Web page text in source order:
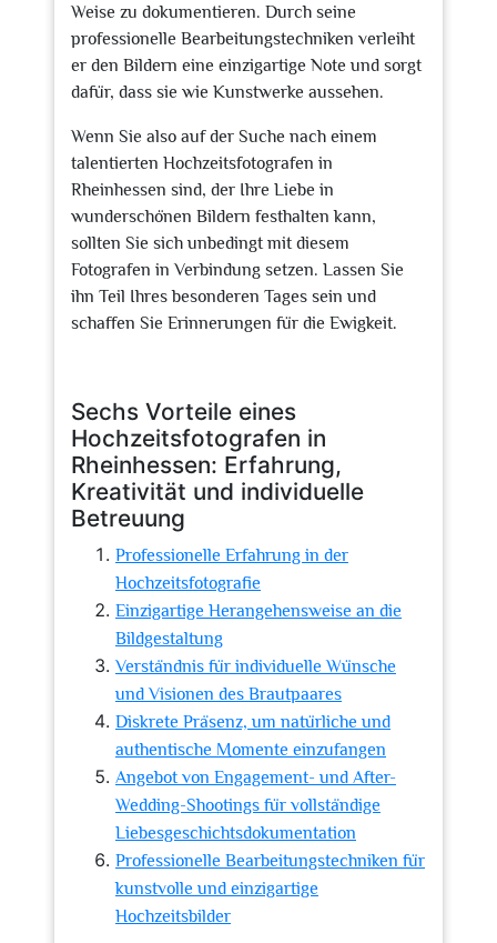
Weise zu dokumentieren. Durch seine
professionelle Bearbeitungstechniken verleiht
er den Bildern eine einzigartige Note und sorgt
dafür, dass sie wie Kunstwerke aussehen.
Wenn Sie also auf der Suche nach einem
talentierten Hochzeitsfotografen in
Rheinhessen sind, der Ihre Liebe in
wunderschönen Bildern festhalten kann,
sollten Sie sich unbedingt mit diesem
Fotografen in Verbindung setzen. Lassen Sie
ihn Teil Ihres besonderen Tages sein und
schaffen Sie Erinnerungen für die Ewigkeit.
Sechs Vorteile eines
Hochzeitsfotografen in
Rheinhessen: Erfahrung,
Kreativität und individuelle
Betreuung
Professionelle Erfahrung in der
Hochzeitsfotografie
Einzigartige Herangehensweise an die
Bildgestaltung
Verständnis für individuelle Wünsche
und Visionen des Brautpaares
Diskrete Präsenz, um natürliche und
authentische Momente einzufangen
Angebot von Engagement- und After-
Wedding-Shootings für vollständige
Liebesgeschichtsdokumentation
Professionelle Bearbeitungstechniken für
kunstvolle und einzigartige
Hochzeitsbilder